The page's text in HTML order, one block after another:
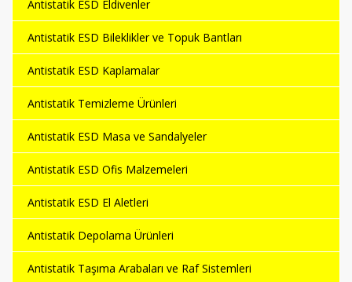
Antistatik ESD Eldivenler
Antistatik ESD Bileklikler ve Topuk Bantları
Antistatik ESD Kaplamalar
Antistatik Temizleme Ürünleri
Antistatik ESD Masa ve Sandalyeler
Antistatik ESD Ofis Malzemeleri
Antistatik ESD El Aletleri
Antistatik Depolama Ürünleri
Antistatik Taşıma Arabaları ve Raf Sistemleri